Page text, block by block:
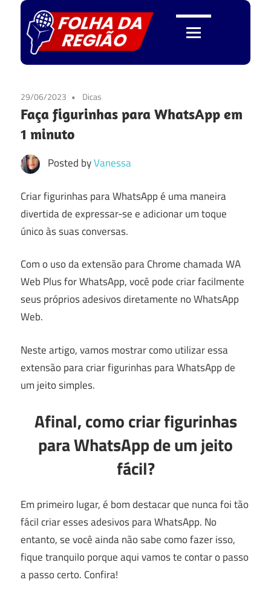
Skip
to
content
Folha
da
Região
29/06/2023 Dicas
Faça figurinhas para WhatsApp em
1 minuto
Posted byVanessa
Criar figurinhas para WhatsApp é uma maneira
divertida de expressar-se e adicionar um toque
único às suas conversas.
Com o uso da extensão para Chrome chamada WA
Web Plus for WhatsApp, você pode criar facilmente
seus próprios adesivos diretamente no WhatsApp
Web.
Neste artigo, vamos mostrar como utilizar essa
extensão para criar figurinhas para WhatsApp de
um jeito simples.
Afinal, como criar figurinhas
para WhatsApp de um jeito
fácil?
Em primeiro lugar, é bom destacar que nunca foi tão
fácil criar esses adesivos para WhatsApp. No
entanto, se você ainda não sabe como fazer isso,
fique tranquilo porque aqui vamos te contar o passo
a passo certo. Confira!